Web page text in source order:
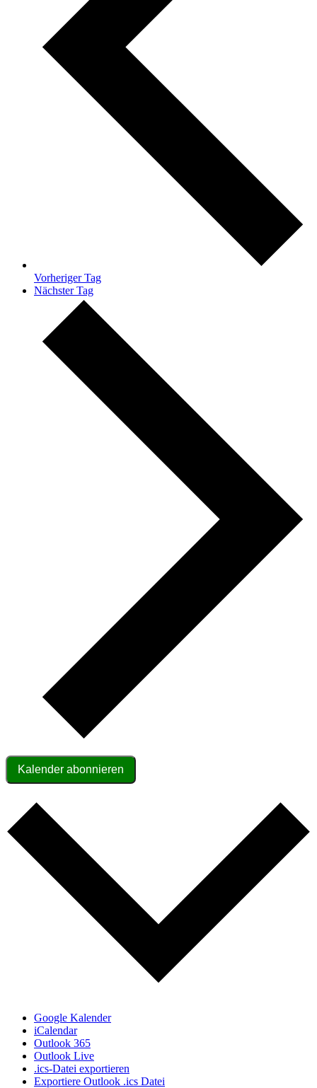
Vorheriger Tag
Nächster Tag
Kalender abonnieren
Google Kalender
iCalendar
Outlook 365
Outlook Live
.ics-Datei exportieren
Exportiere Outlook .ics Datei